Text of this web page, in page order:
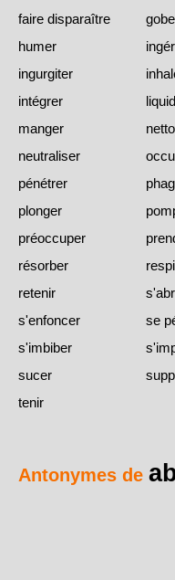
faire disparaître
humer
ingurgiter
intégrer
manger
neutraliser
pénétrer
plonger
préoccuper
résorber
retenir
s'enfoncer
se
s'imbiber
sucer
tenir
Antonymes de